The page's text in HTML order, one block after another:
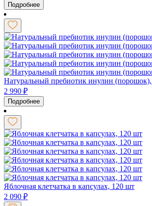
Подробнее
Натуральный пребиотик инулин (порошок),
2 990 ₽
Подробнее
Яблочная клетчатка в капсулах, 120 шт
2 090 ₽